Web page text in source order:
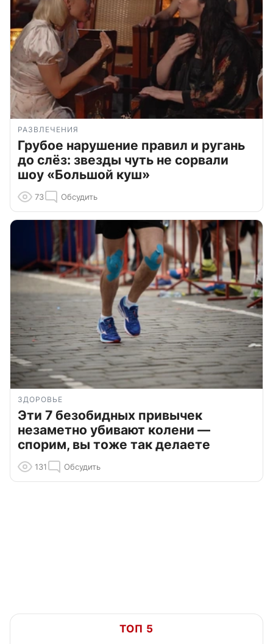
РАЗВЛЕЧЕНИЯ
Грубое нарушение правил и ругань
до слёз: звезды чуть не сорвали
шоу «Большой куш»
73 Обсудить
ЗДОРОВЬЕ
Эти 7 безобидных привычек
незаметно убивают колени —
спорим, вы тоже так делаете
131 Обсудить
ТОП 5